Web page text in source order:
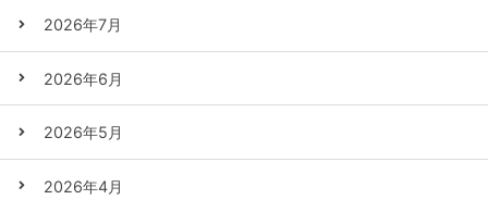
2026年7月
2026年6月
2026年5月
2026年4月